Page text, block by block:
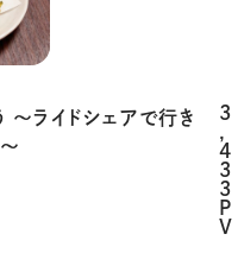
〜ライドシェアで行き
3
,
4
3
3
P
V